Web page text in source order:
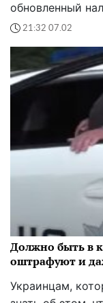
обновленный
21:32 07.02
Должно быть в
оштрафуют и
Украинцам,